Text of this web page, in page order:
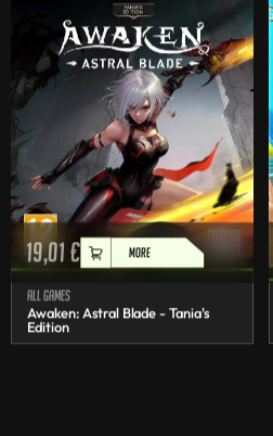
19,01 € MORE
All games
Awaken: Astral Blade - Tania's
Edition